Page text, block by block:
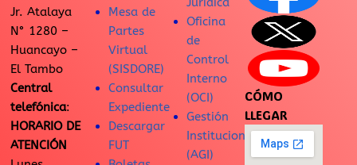
Jr. Atalaya
N° 1280 –
Huancayo –
El Tambo
Central
telefónica:
HORARIO DE
ATENCIÓN
Mesa de
Partes
Virtual
(SISDORE)
Consultar
Expediente
Descargar
FUT
Oficina
de
Control
Interno
(OCI)
Gestión
Institucional
(AGI)
CÓMO
LLEGAR